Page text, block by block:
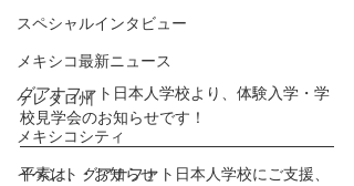
スペシャルインタビュー
メキシコ最新ニュース
ケレタロ州
メキシコシティ
イベント・お知らせ
グアナファト日本人学校より、体験入学・学
校見学会のお知らせです！
平素は、グアナファト日本人学校にご支援、